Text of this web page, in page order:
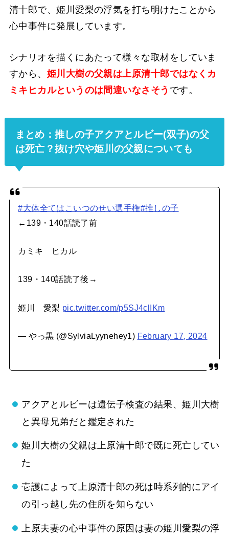
清十郎で、姫川愛梨の浮気を打ち明けたことから
心中事件に発展しています。
シナリオを描くにあたって様々な取材をしていま
すから、 姫川大樹の父親は上原清十郎ではなくカ
ミキヒカルというのは間違いなさそう です。
まとめ：推しの子アクアとルビー(双子)の父
は死亡？抜け穴や姫川の父親についても
#大体全てはこいつのせい選手権#推しの子
←139・140話読了前
カミキ ヒカル
139・140話読了後→
姫川 愛梨 pic.twitter.com/p5SJ4clIKm
— やっ黒 (@SylviaLyynehey1) February 17, 2024
アクアとルビーは遺伝子検査の結果、姫川大樹
と異母兄弟だと鑑定された
姫川大樹の父親は上原清十郎で既に死亡してい
た
壱護によって上原清十郎の死は時系列的にアイ
の引っ越し先の住所を知らない
上原夫妻の心中事件の原因は妻の姫川愛梨の浮